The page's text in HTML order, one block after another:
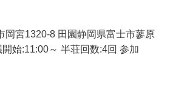
岡宮1320-8 田園静岡県富士市蓼原
始:11:00～ 半荘回数:4回 参加